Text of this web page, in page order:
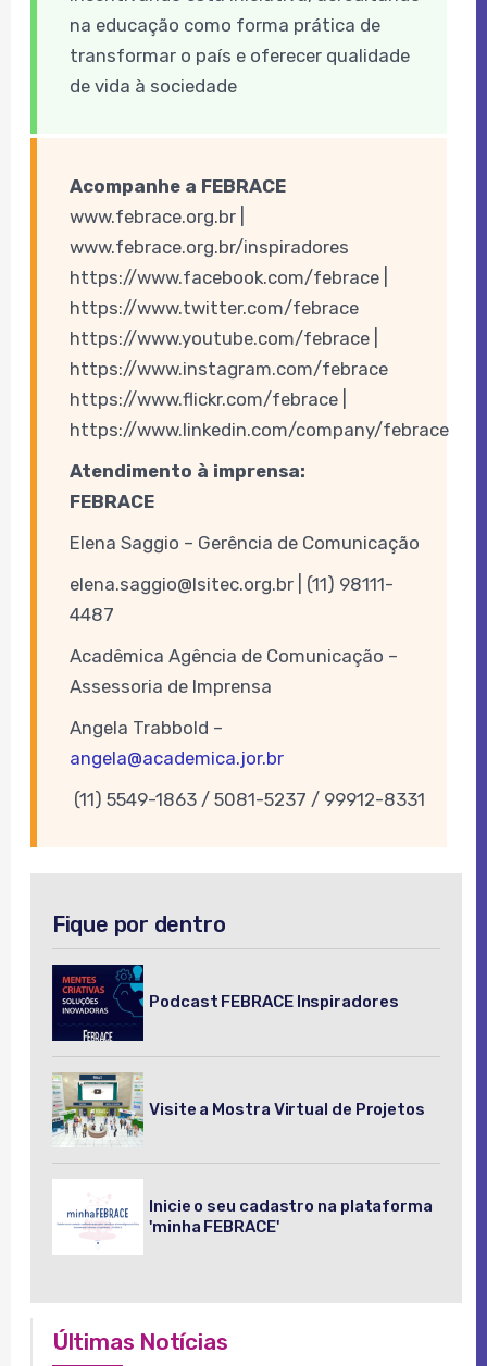
na educação como forma prática de
transformar o país e oferecer qualidade
de vida à sociedade
Acompanhe a FEBRACE
www.febrace.org.br |
www.febrace.org.br/inspiradores
https://www.facebook.com/febrace |
https://www.twitter.com/febrace
https://www.youtube.com/febrace |
https://www.instagram.com/febrace
https://www.flickr.com/febrace |
https://www.linkedin.com/company/febrace
Atendimento à imprensa:
FEBRACE
Elena Saggio – Gerência de Comunicação
elena.saggio@lsitec.org.br | (11) 98111-
4487
Acadêmica Agência de Comunicação –
Assessoria de Imprensa
Angela Trabbold –
angela@academica.jor.br
(11) 5549-1863 / 5081-5237 / 99912-8331
Fique por dentro
Podcast FEBRACE Inspiradores
Visite a Mostra Virtual de Projetos
Inicie o seu cadastro na plataforma
'minha FEBRACE'
Últimas Notícias